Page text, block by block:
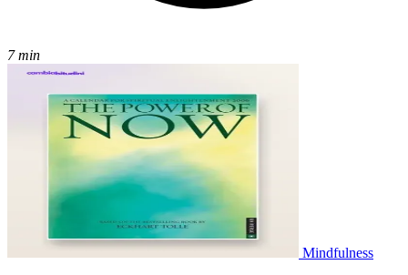
7 min
Mindfulness